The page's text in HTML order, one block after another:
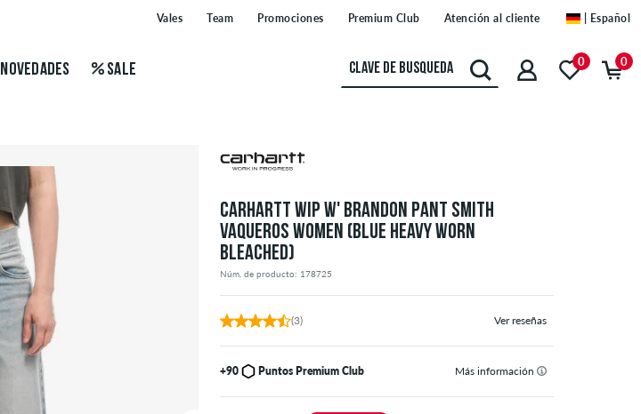
Vales Team Promociones Premium Club Atención al cliente | Español
NOVEDADES SALE 0 0
CARHARTT WIP W' BRANDON PANT SMITH
VAQUEROS WOMEN (BLUE HEAVY WORN
BLEACHED)
Núm. de producto: 178725
(3) Ver reseñas
+90 Puntos Premium Club Más información